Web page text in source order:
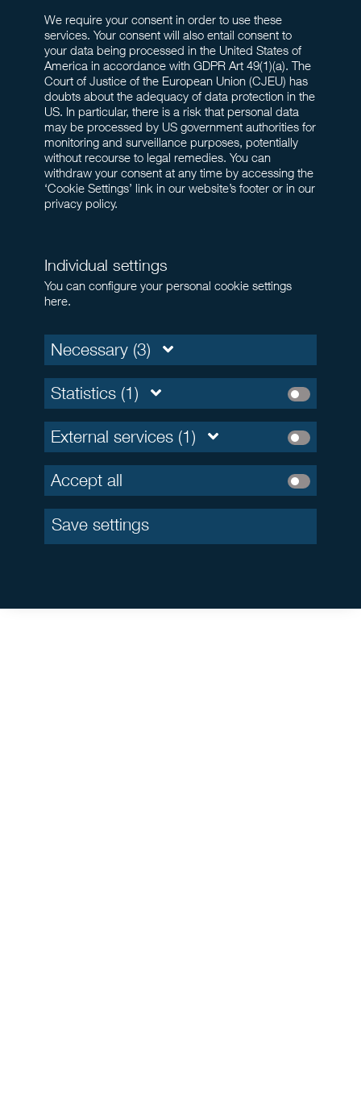
We require your consent in order to use these
services. Your consent will also entail consent to
your data being processed in the United States of
America in accordance with GDPR Art 49(1)(a). The
Court of Justice of the European Union (CJEU) has
doubts about the adequacy of data protection in the
US. In particular, there is a risk that personal data
may be processed by US government authorities for
monitoring and surveillance purposes, potentially
without recourse to legal remedies. You can
withdraw your consent at any time by accessing the
‘Cookie Settings’ link in our website’s footer or in our
privacy policy.
Individual settings
You can configure your personal cookie settings
here.
Necessary (3)
Statistics (1)
External services (1)
Accept all
Save settings